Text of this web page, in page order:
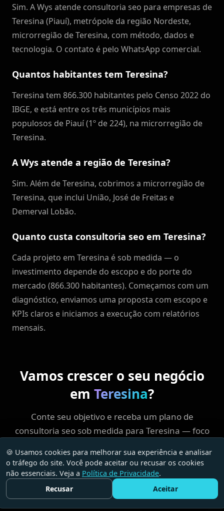
Sim. A Wys atende consultoria seo para empresas de
Teresina (Piauí), metrópole da região Nordeste,
microrregião de Teresina, com método, dados e
tecnologia. O contato é pelo WhatsApp comercial.
Quantos habitantes tem Teresina?
Teresina tem 866.300 habitantes pelo Censo 2022 do
IBGE, e está entre os três municípios mais
populosos de Piauí (1º de 224), na microrregião de
Teresina.
A Wys atende a região de Teresina?
Sim. Além de Teresina, cobrimos a microrregião de
Teresina, que inclui União, José de Freitas e
Demerval Lobão.
Quanto custa consultoria seo em Teresina?
Cada projeto em Teresina é sob medida — o
investimento depende do escopo e do porte do
mercado (866.300 habitantes). Começamos com um
diagnóstico, enviamos uma proposta com escopo e
KPIs claros e iniciamos a execução com relatórios
mensais.
Vamos crescer o seu negócio
em Teresina?
Conte seu objetivo e receba um plano de
consultoria seo sob medida para Teresina — foco
Falar com a Wys Enviar e-mail
Fale Conosco
🍪 Usamos cookies para melhorar sua experiência e analisar
o tráfego do site. Você pode aceitar ou recusar os cookies
não essenciais. Veja a Política de Privacidade.
Recusar
Aceitar